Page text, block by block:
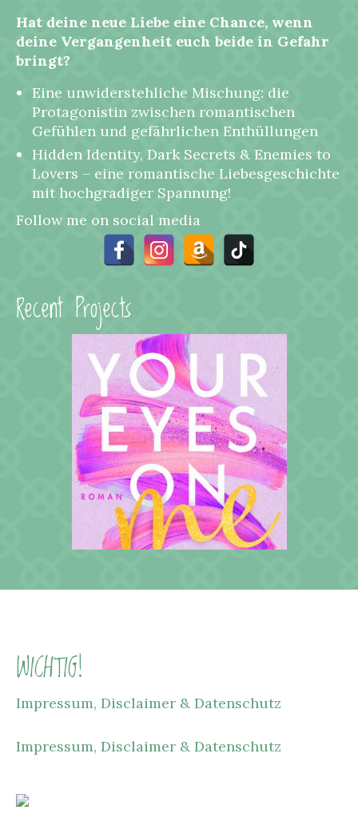
Hat deine neue Liebe eine Chance, wenn
deine Vergangenheit euch beide in Gefahr
bringt?
Eine unwiderstehliche Mischung: die
Protagonistin zwischen romantischen
Gefühlen und gefährlichen Enthüllungen
Hidden Identity, Dark Secrets & Enemies to
Lovers – eine romantische Liebesgeschichte
mit hochgradiger Spannung!
Follow me on social media
Recent Projects
WICHTIG!
Impressum, Disclaimer & Datenschutz
Impressum, Disclaimer & Datenschutz